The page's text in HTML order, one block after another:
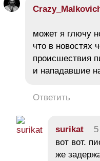
может я глючу
что в новостях
происшествия
и нападавшие
Ответить
surikat
вот вот.
же